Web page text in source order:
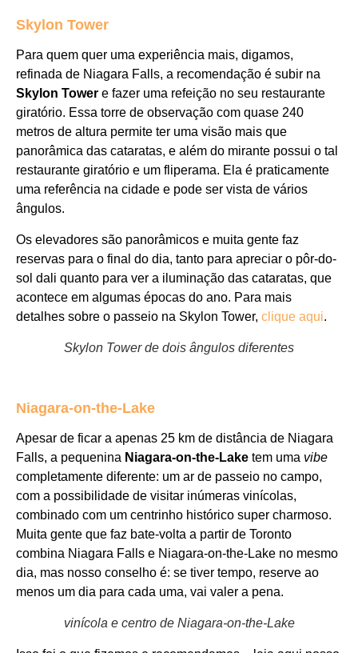
Skylon Tower
Para quem quer uma experiência mais, digamos,
refinada de Niagara Falls, a recomendação é subir na
Skylon Tower e fazer uma refeição no seu restaurante
giratório. Essa torre de observação com quase 240
metros de altura permite ter uma visão mais que
panorâmica das cataratas, e além do mirante possui o tal
restaurante giratório e um fliperama. Ela é praticamente
uma referência na cidade e pode ser vista de vários
ângulos.
Os elevadores são panorâmicos e muita gente faz
reservas para o final do dia, tanto para apreciar o pôr-do-
sol dali quanto para ver a iluminação das cataratas, que
acontece em algumas épocas do ano. Para mais
detalhes sobre o passeio na Skylon Tower, clique aqui.
Skylon Tower de dois ângulos diferentes
Niagara-on-the-Lake
Apesar de ficar a apenas 25 km de distância de Niagara
Falls, a pequenina Niagara-on-the-Lake tem uma vibe
completamente diferente: um ar de passeio no campo,
com a possibilidade de visitar inúmeras vinícolas,
combinado com um centrinho histórico super charmoso.
Muita gente que faz bate-volta a partir de Toronto
combina Niagara Falls e Niagara-on-the-Lake no mesmo
dia, mas nosso conselho é: se tiver tempo, reserve ao
menos um dia para cada uma, vai valer a pena.
vinícola e centro de Niagara-on-the-Lake